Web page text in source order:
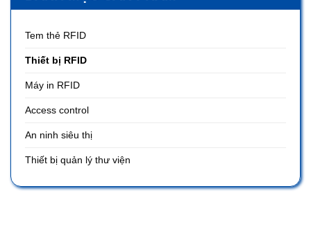
Tem thẻ RFID
Thiết bị RFID
Máy in RFID
Access control
An ninh siêu thị
Thiết bị quản lý thư viện